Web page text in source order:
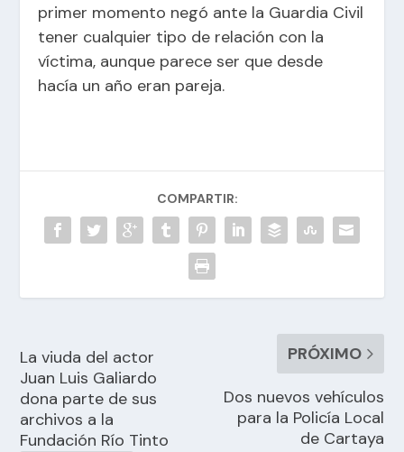
primer momento negó ante la Guardia Civil
tener cualquier tipo de relación con la
víctima, aunque parece ser que desde
hacía un año eran pareja.
COMPARTIR:
La viuda del actor
Juan Luis Galiardo
dona parte de sus
archivos a la
Fundación Río Tinto
PRÓXIMO
Dos nuevos vehículos
para la Policía Local
de Cartaya